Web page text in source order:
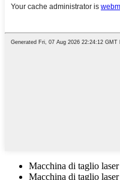
Macchina di taglio
Macchina di taglio